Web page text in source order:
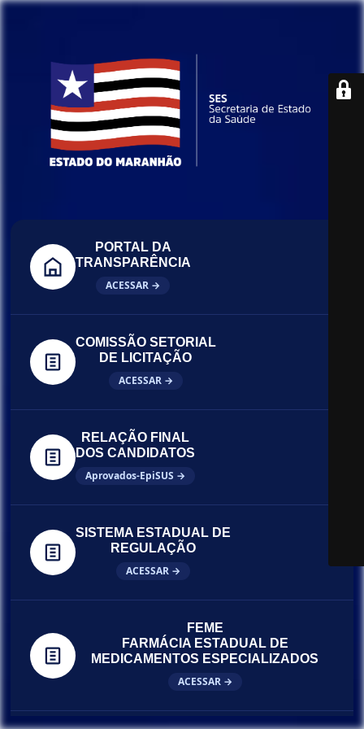
PORTAL DA
TRANSPARÊNCIA
ACESSAR →
COMISSÃO SETORIAL
DE LICITAÇÃO
ACESSAR →
RELAÇÃO FINAL
DOS CANDIDATOS
Aprovados-EpiSUS →
SISTEMA ESTADUAL DE
REGULAÇÃO
ACESSAR →
FEME
FARMÁCIA ESTADUAL DE
MEDICAMENTOS ESPECIALIZADOS
ACESSAR →